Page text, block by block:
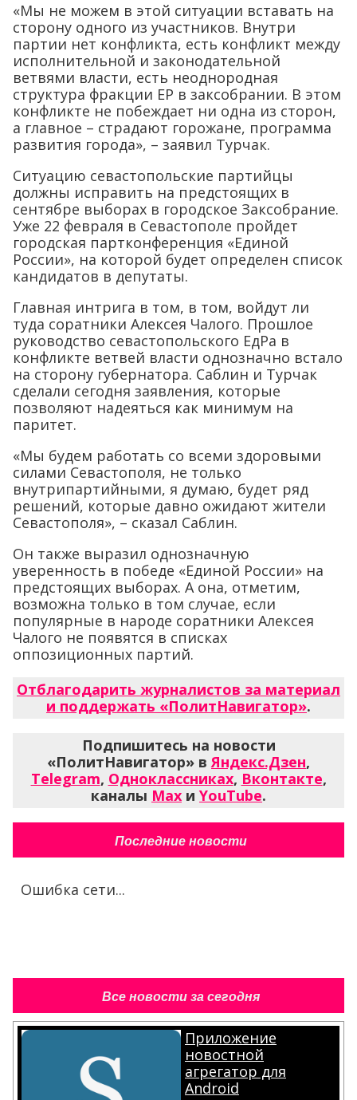
«Мы не можем в этой ситуации вставать на
сторону одного из участников. Внутри
партии нет конфликта, есть конфликт между
исполнительной и законодательной
ветвями власти, есть неоднородная
структура фракции ЕР в заксобрании. В этом
конфликте не побеждает ни одна из сторон,
а главное – страдают горожане, программа
развития города», – заявил Турчак.
Ситуацию севастопольские партийцы
должны исправить на предстоящих в
сентябре выборах в городское Заксобрание.
Уже 22 февраля в Севастополе пройдет
городская партконференция «Единой
России», на которой будет определен список
кандидатов в депутаты.
Главная интрига в том, в том, войдут ли
туда соратники Алексея Чалого. Прошлое
руководство севастопольского ЕдРа в
конфликте ветвей власти однозначно встало
на сторону губернатора. Саблин и Турчак
сделали сегодня заявления, которые
позволяют надеяться как минимум на
паритет.
«Мы будем работать со всеми здоровыми
силами Севастополя, не только
внутрипартийными, я думаю, будет ряд
решений, которые давно ожидают жители
Севастополя», – сказал Саблин.
Он также выразил однозначную
уверенность в победе «Единой России» на
предстоящих выборах. А она, отметим,
возможна только в том случае, если
популярные в народе соратники Алексея
Чалого не появятся в списках
оппозиционных партий.
Отблагодарить журналистов за материал
и поддержать «ПолитНавигатор».
Подпишитесь на новости
«ПолитНавигатор» вЯндекс.Дзен,
Telegram, Одноклассниках, Вконтакте,
каналы Max и YouTube.
Последние новости
Ошибка сети...
Все новости за сегодня
Приложение
новостной
агрегатор для
Android